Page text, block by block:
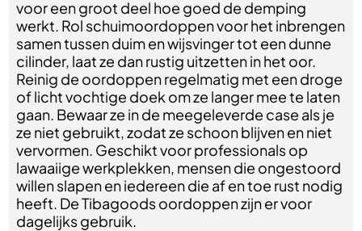
voor een groot deel hoe goed de demping
werkt. Rol schuimoordoppen voor het inbrengen
samen tussen duim en wijsvinger tot een dunne
cilinder, laat ze dan rustig uitzetten in het oor.
Reinig de oordoppen regelmatig met een droge
of licht vochtige doek om ze langer mee te laten
gaan. Bewaar ze in de meegeleverde case als je
ze niet gebruikt, zodat ze schoon blijven en niet
vervormen. Geschikt voor professionals op
lawaaiige werkplekken, mensen die ongestoord
willen slapen en iedereen die af en toe rust nodig
heeft. De Tibagoods oordoppen zijn er voor
dagelijks gebruik.